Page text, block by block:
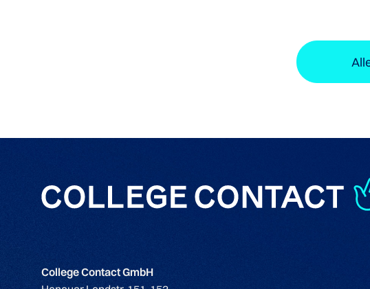
College Contact GmbH